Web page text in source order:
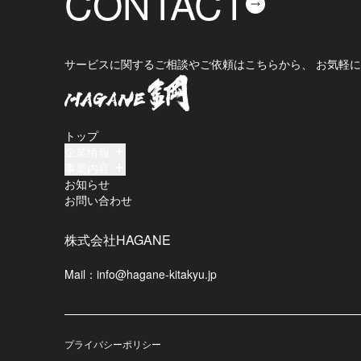
サービスに関するご相談やご依頼はこちらから、 お気軽
トップ
お知らせ
お問い合わせ
株式会社HAGANE
Mail： info@hagane-kitakyu.jp
プライバシーポリシー